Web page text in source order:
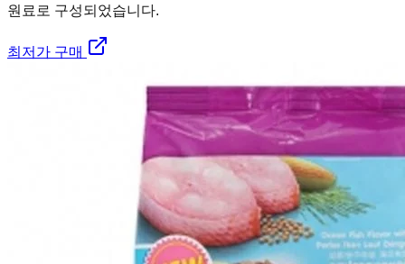
원료로 구성되었습니다.
최저가 구매